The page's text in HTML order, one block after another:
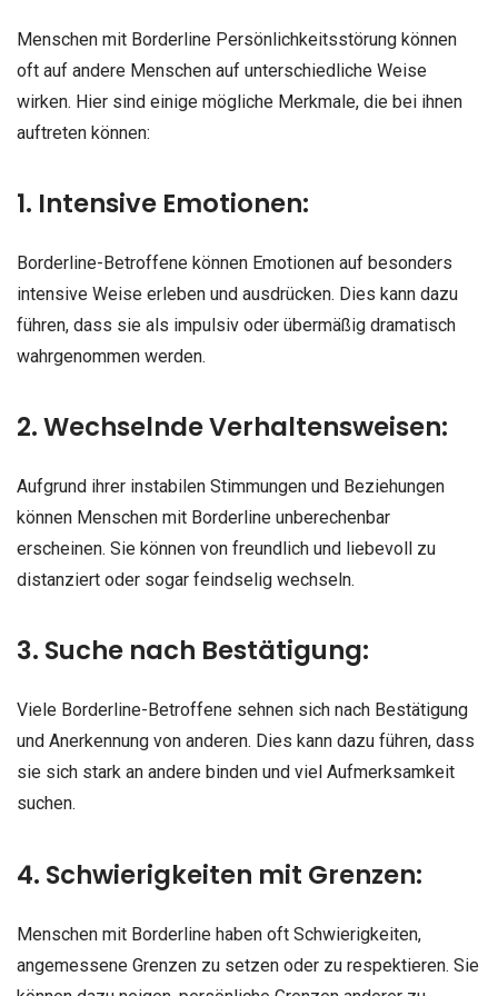
Menschen mit Borderline Persönlichkeitsstörung können
oft auf andere Menschen auf unterschiedliche Weise
wirken. Hier sind einige mögliche Merkmale, die bei ihnen
auftreten können:
1. Intensive Emotionen:
Borderline-Betroffene können Emotionen auf besonders
intensive Weise erleben und ausdrücken. Dies kann dazu
führen, dass sie als impulsiv oder übermäßig dramatisch
wahrgenommen werden.
2. Wechselnde Verhaltensweisen:
Aufgrund ihrer instabilen Stimmungen und Beziehungen
können Menschen mit Borderline unberechenbar
erscheinen. Sie können von freundlich und liebevoll zu
distanziert oder sogar feindselig wechseln.
3. Suche nach Bestätigung:
Viele Borderline-Betroffene sehnen sich nach Bestätigung
und Anerkennung von anderen. Dies kann dazu führen, dass
sie sich stark an andere binden und viel Aufmerksamkeit
suchen.
4. Schwierigkeiten mit Grenzen:
Menschen mit Borderline haben oft Schwierigkeiten,
angemessene Grenzen zu setzen oder zu respektieren. Sie